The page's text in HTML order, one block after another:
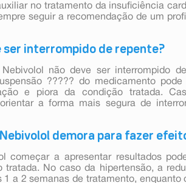
no tratamento da insuficiência
seguir a recomendação de um
ser interrompido de repente?
não deve ser interrompido
????? do medicamento pode
e piora da condição tratada.
a forma mais segura de
demora para fazer
começar a apresentar resultados
No caso da hipertensão, a
a 2 semanas de tratamento, enquanto